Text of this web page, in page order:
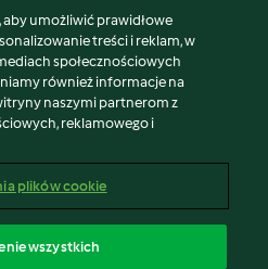
umożliwić prawidłowe
treści i reklam, w
społecznościowych
również informacje na
naszymi partnerom z
reklamowego i
plików cookie
wszystkich